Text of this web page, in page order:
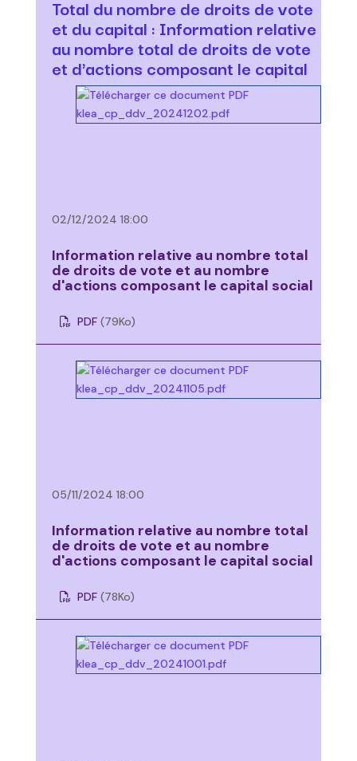
Total du nombre de droits de vote
et du capital : Information relative
au nombre total de droits de vote
et d'actions composant le capital
02/12/2024 18:00
Information relative au nombre total
de droits de vote et au nombre
d'actions composant le capital social
PDF (79Ko)
05/11/2024 18:00
Information relative au nombre total
de droits de vote et au nombre
d'actions composant le capital social
PDF (78Ko)